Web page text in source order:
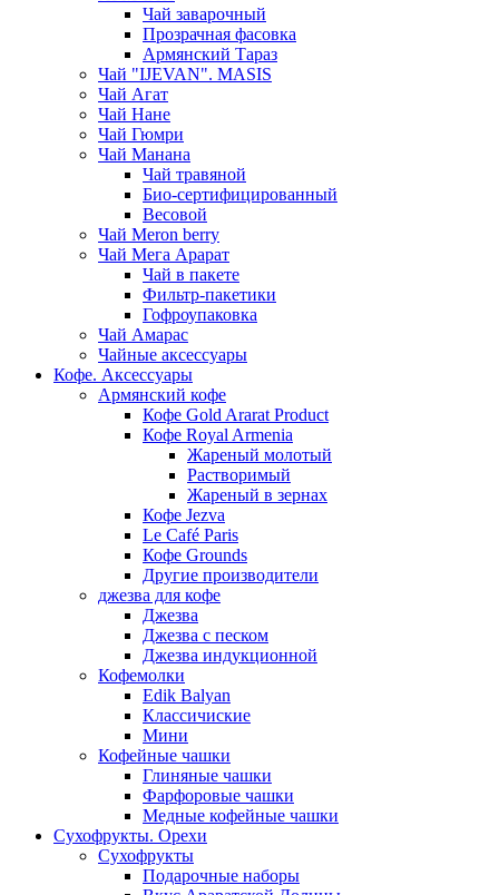
Чай заварочный
Прозрачная фасовка
Армянский Тараз
Чай "IJEVAN". MASIS
Чай Агат
Чай Нане
Чай Гюмри
Чай Манана
Чай травяной
Био-сертифицированный
Весовой
Чай Meron berry
Чай Мега Арарат
Чай в пакете
Фильтр-пакетики
Гофроупаковка
Чай Амарас
Чайные аксессуары
Кофе. Аксессуары
Армянский кофе
Кофе Gold Ararat Product
Кофе Royal Armenia
Жареный молотый
Растворимый
Жареный в зернах
Кофе Jezva
Le Café Paris
Кофе Grounds
Другие производители
джезва для кофе
Джезва
Джезва с песком
Джезва индукционной
Кофемолки
Edik Balyan
Классичиские
Мини
Кофейные чашки
Глиняные чашки
Фарфоровые чашки
Медные кофейные чашки
Сухофрукты. Орехи
Сухофрукты
Подарочные наборы